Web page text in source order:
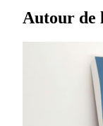
Autour de